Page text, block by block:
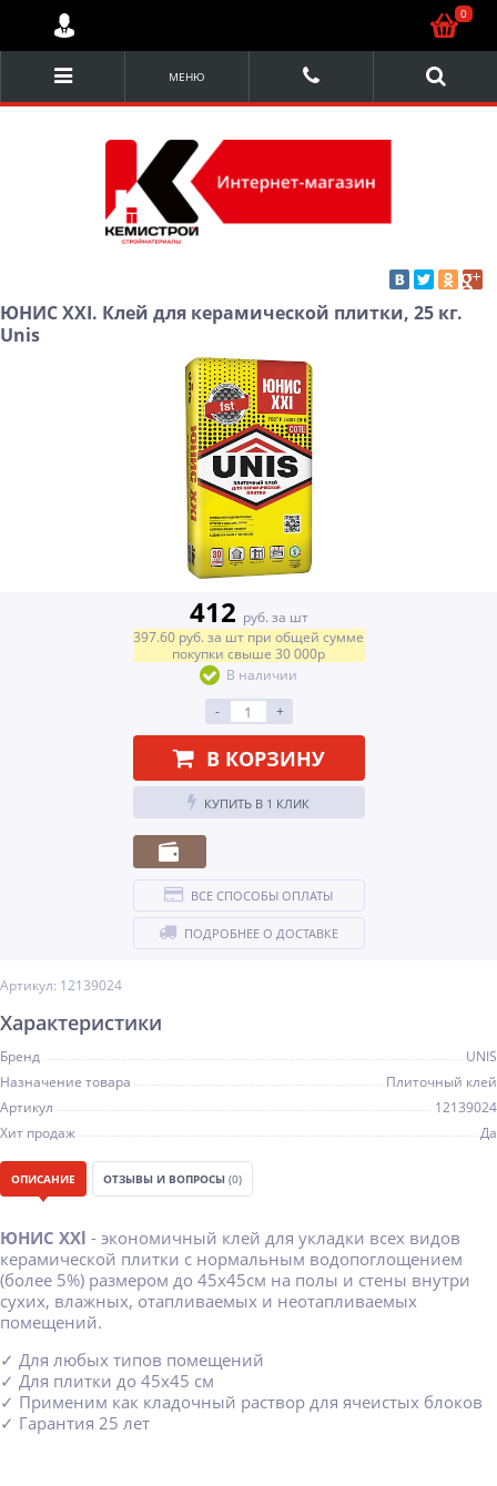
МЕНЮ
ЮНИС XXI. Клей для керамической плитки, 25 кг.
Unis
Артикул: 12139024
412 руб. за шт
397.60 руб. за шт при общей сумме
покупки свыше 30 000р
В наличии
-
+
В КОРЗИНУ
КУПИТЬ В 1 КЛИК
ВСЕ СПОСОБЫ ОПЛАТЫ
ПОДРОБНЕЕ О ДОСТАВКЕ
Характеристики
Бренд
UNIS
Назначение товара
Плиточный клей
Артикул
12139024
Хит продаж
Да
ОПИСАНИЕ ОТЗЫВЫ И ВОПРОСЫ (0)
ЮНИС ХXl - экономичный клей для укладки всех видов
керамической плитки с нормальным водопоглощением
(более 5%) размером до 45х45см на полы и стены внутри
сухих, влажных, отапливаемых и неотапливаемых
помещений.
✓ Для любых типов помещений
✓ Для плитки до 45х45 см
✓ Применим как кладочный раствор для ячеистых блоков
✓ Гарантия 25 лет
0